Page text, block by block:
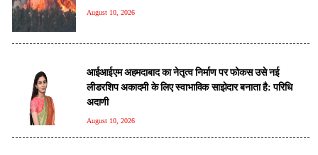
August 10, 2026
आईआईएम अहमदाबाद का नेतृत्व निर्माण पर फोकस उसे नई
लीडरशिप अकादमी के लिए स्वाभाविक साझेदार बनाता है: परिधि
अदाणी
August 10, 2026